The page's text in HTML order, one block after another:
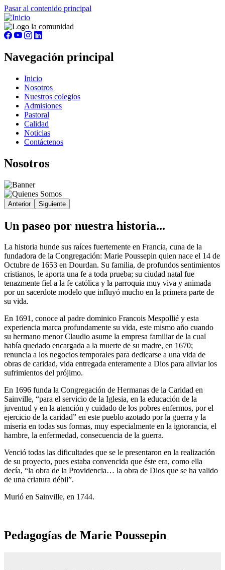
Pasar al contenido principal
Navegación principal
Inicio
Nosotros
Nuestros colegios
Admisiones
Pastoral
Calidad
Noticias
Contáctenos
Nosotros
Anterior Siguiente
Un paseo por nuestra historia...
La historia hunde sus raíces fuertemente en Francia, cuna de la
fundadora de la Congregación: Marie Poussepin quien nace el 14 de
Octubre de 1653 en Dourdan. Su familia, de profundos sentimientos
cristianos, le aporta una fe a toda prueba; su ciudad natal fue
tenazmente fiel a la fe católica y la parroquia muy viva y animada
por un sacerdote modelo que influyó mucho en la primera parte de
su vida.
En 1691, conoce al padre dominico Francois Mespollié y esta
experiencia marca profundamente su vida, este mismo año cuando
su hermano menor Claudio asume la empresa familiar de la cual
había quedado encargada a la muerte de su madre, en 1670;
renuncia a los negocios temporales para dedicarse a una vida de
obras de caridad, vida entregada enteramente a Dios para aliviar los
sufrimientos del prójimo.
En 1696 funda la Congregación de Hermanas de la Caridad en
Sainville, “para el servicio de la Iglesia, en la educación de la
juventud y en la atención y cuidado de los pobres enfermos, por el
ejercicio de la caridad” en este pueblo azotado por la guerra y la
miseria en todas sus formas, muy especialmente en la ignorancia, el
hambre, la enfermedad, consecuencia de la guerra.
Venció todas las dificultades que se le presentaron en la realización
de su proyecto, pues estaba convencida que éste era, como ella
decía, “la obra de la Providencia… la obra de Dios que se ha valido
de una criatura débil”.
Murió en Sainville, en 1744.
Pedagogías de Marie Poussepin